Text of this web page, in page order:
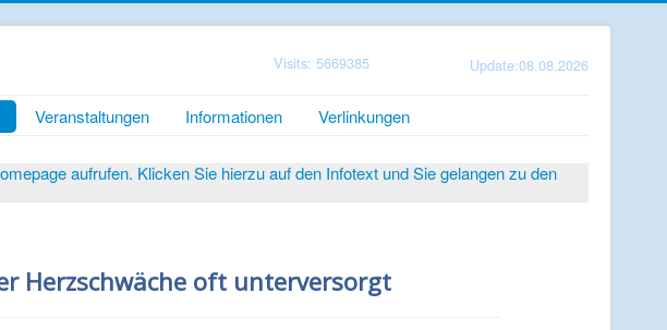
Visits: 5669385 Update:08.08.2026
Veranstaltungen Informationen Verlinkungen
aufrufen. Klicken Sie hierzu auf den Infotext und Sie gelangen zu den
Herzschwäche oft unterversorgt